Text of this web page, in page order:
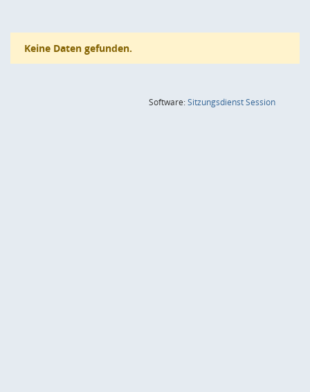
Keine Daten gefunden.
Software:SitzungsdienstSession(Wird in